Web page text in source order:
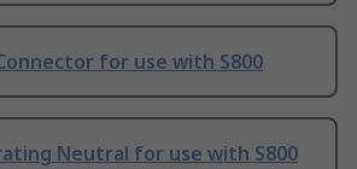
for use with S800
Neutral for use with S800